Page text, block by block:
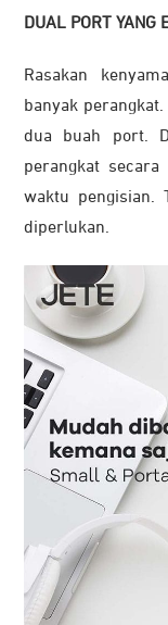
DUAL PORT YANG
Rasakan
banyak
dua buah port.
perangkat
waktu pengisian.
diperlukan.